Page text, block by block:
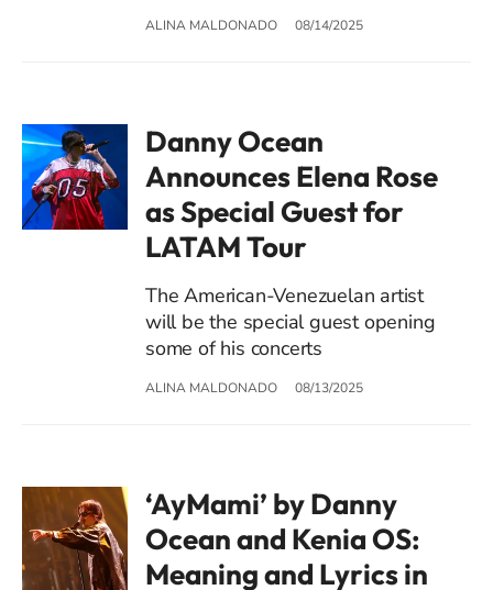
ALINA MALDONADO 08/14/2025
Danny Ocean
Announces Elena Rose
as Special Guest for
LATAM Tour
The American-Venezuelan artist
will be the special guest opening
some of his concerts
ALINA MALDONADO 08/13/2025
‘AyMami’ by Danny
Ocean and Kenia OS:
Meaning and Lyrics in